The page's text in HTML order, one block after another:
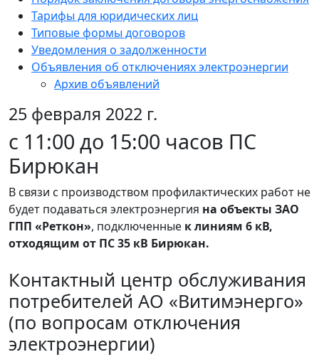
Тарифы для юридических лиц
Типовые формы договоров
Уведомления о задолженности
Объявления об отключениях электроэнергии
Архив объявлений
25 февраля 2022 г.
c 11:00 до 15:00 часов ПС
Бирюкан
В связи с производством профилактических работ не
будет подаваться электроэнергия на объекты ЗАО
ГПП «Реткон», подключенные к линиям 6 кВ,
отходящим от ПС 35 кВ Бирюкан.
Контактный центр обслуживания
потребителей АО «Витимэнерго»
(по вопросам отключения
электроэнергии)